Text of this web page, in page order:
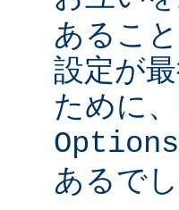
あるこ
設定が
ために
Options
あるでし